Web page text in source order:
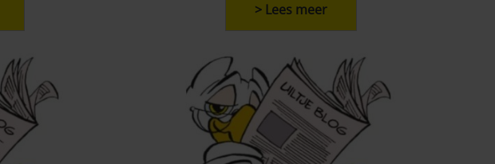
> Lees meer